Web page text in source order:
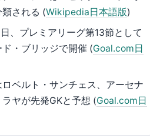
類される (Wikipedia日本語版)
、プレミアリーグ第13節として
・ブリッジで開催 (Goal.com日
ベルト・サンチェス、アーセナ
ヤが先発GKと予想 (Goal.com日